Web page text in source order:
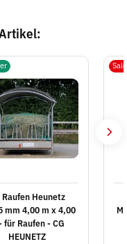
Raufen Heunetz
mm 4,00 m x 4,00
für Raufen - CG
HEUNETZ